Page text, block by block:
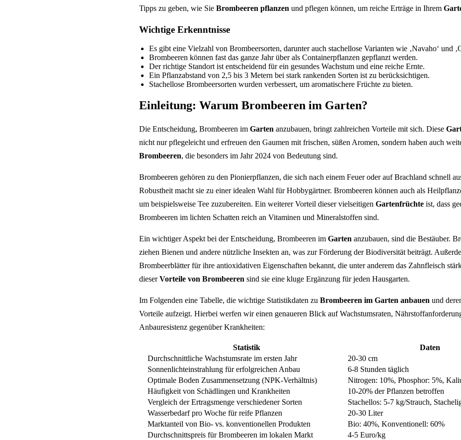
Tipps zu geben, wie Sie Brombeeren pflanzen und pflegen können, um reiche Erträge in Ihrem
Wichtige Erkenntnisse
Es gibt eine Vielzahl von Brombeersorten, darunter auch stachellose Varianten wie ‚Navaho‘ und
Brombeeren können fast das ganze Jahr über als Containerpflanzen gepflanzt werden.
Der richtige Standort ist entscheidend für ein gesundes Wachstum und eine reiche Ernte.
Ein Pflanzabstand von 2,5 bis 3 Metern bei stark rankenden Sorten ist zu berücksichtigen.
Stachellose Brombeersorten wurden verbessert, um aromatischere Früchte zu bieten.
Einleitung: Warum Brombeeren im Garten?
Die Entscheidung, Brombeeren im Garten anzubauen, bringt zahlreichen Vorteile mit sich. Diese
nicht nur pflegeleicht und erfreuen den Gaumen mit frischen, süßen Aromen, sondern haben auch
Brombeeren, die besonders im Jahr 2024 von Bedeutung sind.
Brombeeren gehören zu den Pionierpflanzen, die sich nach einem Feuer oder auf Brachland schnell
Robustheit macht sie zu einer idealen Wahl für Hobbygärtner. Brombeeren können auch als
um beispielsweise Tee zuzubereiten. Ein weiterer Vorteil dieser vielseitigen Gartenfrüchte ist, dass
Brombeeren im lichten Schatten reich an Vitaminen und Mineralstoffen sind.
Ein wichtiger Aspekt bei der Entscheidung, Brombeeren im Garten anzubauen, sind die Bestäuber.
ziehen Bienen und andere nützliche Insekten an, was zur Förderung der Biodiversität beiträgt.
Brombeerblätter für ihre antioxidativen Eigenschaften bekannt, die unter anderem das Zahnfleisch
dieserVorteile von Brombeeren sind sie eine kluge Ergänzung für jeden Hausgarten.
Im Folgenden eine Tabelle, die wichtige Statistikdaten zu Brombeeren im Garten anbauen und
Vorteile aufzeigt. Hierbei werfen wir einen genaueren Blick auf Wachstumsraten,
Anbauresistenz gegenüber Krankheiten:
Statistik
Daten
Durchschnittliche Wachstumsrate im ersten Jahr
20-30 cm
Sonnenlichteinstrahlung für erfolgreichen Anbau
6-8 Stunden täglich
Optimale Boden Zusammensetzung (NPK-Verhältnis)
Nitrogen: 10%, Phosphor: 5%,
Häufigkeit von Schädlingen und Krankheiten
10-20% der Pflanzen betroffen
Vergleich der Ertragsmenge verschiedener Sorten
Stachellos: 5-7 kg/Strauch,
Wasserbedarf pro Woche für reife Pflanzen
20-30 Liter
Marktanteil von Bio- vs. konventionellen Produkten
Bio: 40%, Konventionell: 60%
Durchschnittspreis für Brombeeren im lokalen Markt
4-5 Euro/kg